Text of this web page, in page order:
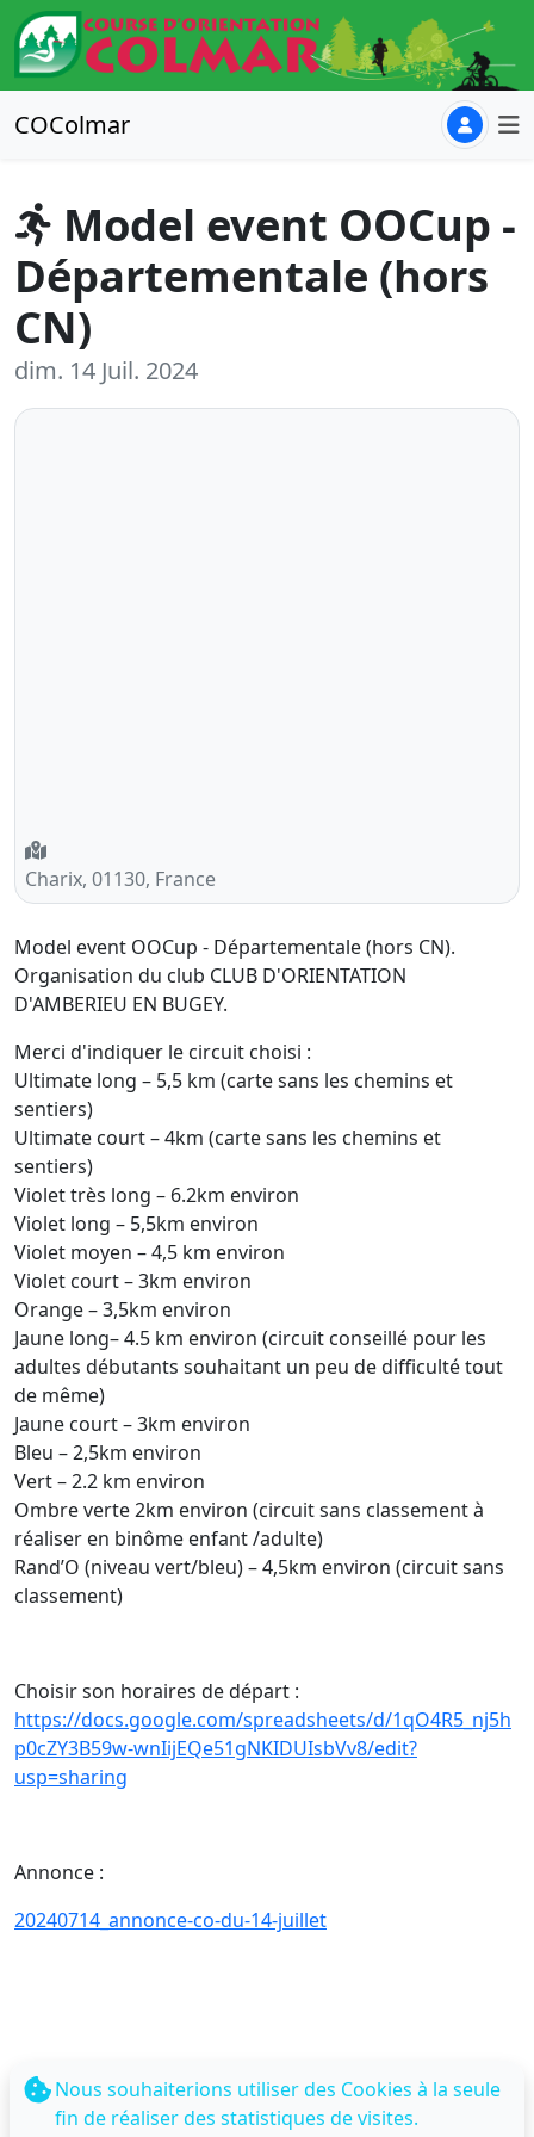
Nous souhaiterions utiliser des Cookies à la seule
fin de réaliser des statistiques de visites.
COColmar
Model event OOCup -
Départementale (hors
CN)
dim. 14 Juil. 2024
Charix, 01130, France
Model event OOCup - Départementale (hors CN).
Organisation du club CLUB D'ORIENTATION
D'AMBERIEU EN BUGEY.
Merci d'indiquer le circuit choisi :
Ultimate long – 5,5 km (carte sans les chemins et
sentiers)
Ultimate court – 4km (carte sans les chemins et
sentiers)
Violet très long – 6.2km environ
Violet long – 5,5km environ
Violet moyen – 4,5 km environ
Violet court – 3km environ
Orange – 3,5km environ
Jaune long– 4.5 km environ (circuit conseillé pour les
adultes débutants souhaitant un peu de difficulté tout
de même)
Jaune court – 3km environ
Bleu – 2,5km environ
Vert – 2.2 km environ
Ombre verte 2km environ (circuit sans classement à
réaliser en binôme enfant /adulte)
Rand’O (niveau vert/bleu) – 4,5km environ (circuit sans
classement)
Choisir son horaires de départ :
https://docs.google.com/spreadsheets/d/1qO4R5_nj5h
p0cZY3B59w-wnIijEQe51gNKIDUIsbVv8/edit?
usp=sharing
Annonce :
20240714_annonce-co-du-14-juillet